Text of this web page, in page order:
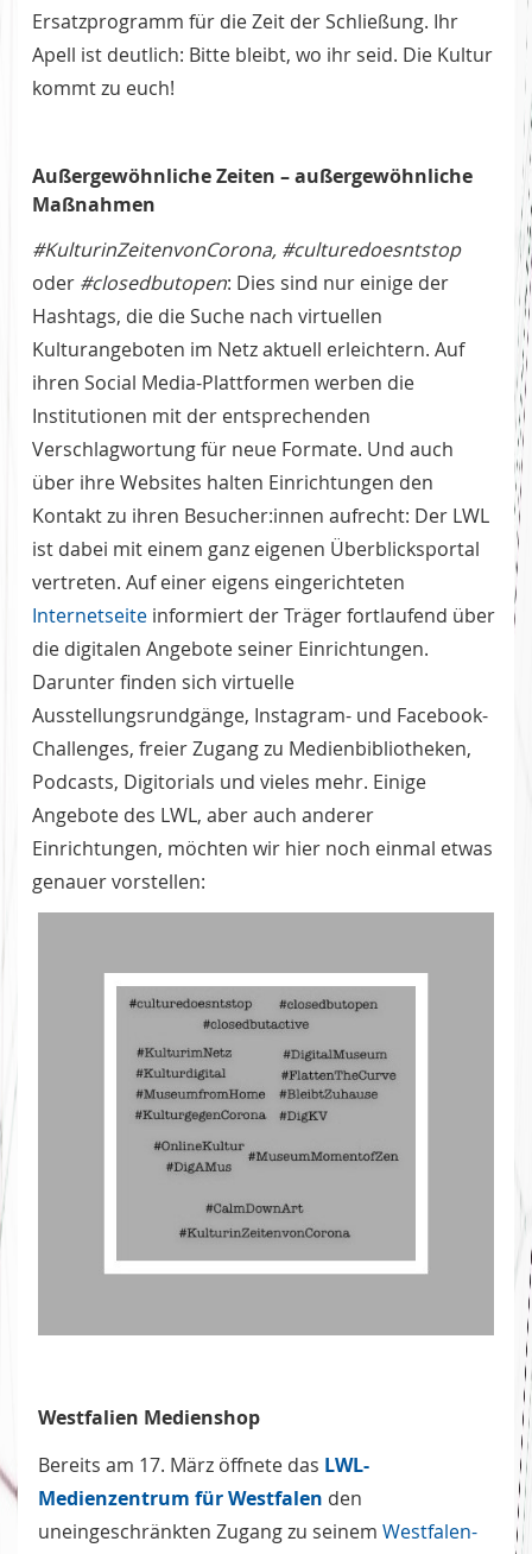
Ersatzprogramm für die Zeit der Schließung. Ihr
Apell ist deutlich: Bitte bleibt, wo ihr seid. Die Kultur
kommt zu euch!
Außergewöhnliche Zeiten – außergewöhnliche
Maßnahmen
#KulturinZeitenvonCorona, #culturedoesntstop
oder #closedbutopen: Dies sind nur einige der
Hashtags, die die Suche nach virtuellen
Kulturangeboten im Netz aktuell erleichtern. Auf
ihren Social Media-Plattformen werben die
Institutionen mit der entsprechenden
Verschlagwortung für neue Formate. Und auch
über ihre Websites halten Einrichtungen den
Kontakt zu ihren Besucher:innen aufrecht: Der LWL
ist dabei mit einem ganz eigenen Überblicksportal
vertreten. Auf einer eigens eingerichteten
Internetseite informiert der Träger fortlaufend über
die digitalen Angebote seiner Einrichtungen.
Darunter finden sich virtuelle
Ausstellungsrundgänge, Instagram- und Facebook-
Challenges, freier Zugang zu Medienbibliotheken,
Podcasts, Digitorials und vieles mehr. Einige
Angebote des LWL, aber auch anderer
Einrichtungen, möchten wir hier noch einmal etwas
genauer vorstellen:
Westfalien Medienshop
Bereits am 17. März öffnete das LWL-
Medienzentrum für Westfalen den
uneingeschränkten Zugang zu seine­­m Westfalen-